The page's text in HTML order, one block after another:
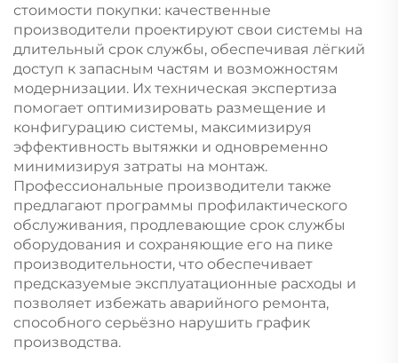
стоимости покупки: качественные
производители проектируют свои системы на
длительный срок службы, обеспечивая лёгкий
доступ к запасным частям и возможностям
модернизации. Их техническая экспертиза
помогает оптимизировать размещение и
конфигурацию системы, максимизируя
эффективность вытяжки и одновременно
минимизируя затраты на монтаж.
Профессиональные производители также
предлагают программы профилактического
обслуживания, продлевающие срок службы
оборудования и сохраняющие его на пике
производительности, что обеспечивает
предсказуемые эксплуатационные расходы и
позволяет избежать аварийного ремонта,
способного серьёзно нарушить график
производства.